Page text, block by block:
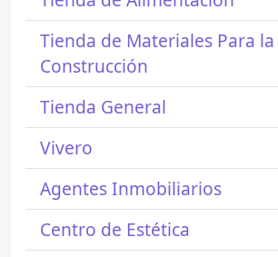
Tienda de Materiales Para la
Construcción
Tienda General
Vivero
Agentes Inmobiliarios
Centro de Estética